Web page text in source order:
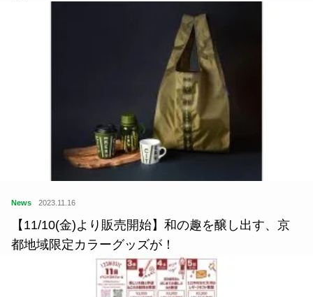
News 2023.11.16
【11/10(金)より販売開始】和の趣を醸し出す、京
都地域限定カラーグッズが！